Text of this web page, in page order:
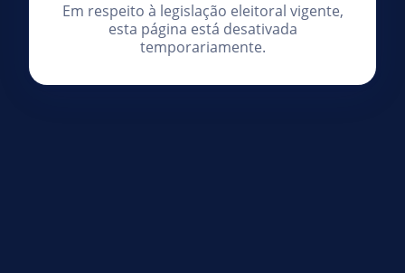
Em respeito à legislação eleitoral vigente,
esta página está desativada
temporariamente.